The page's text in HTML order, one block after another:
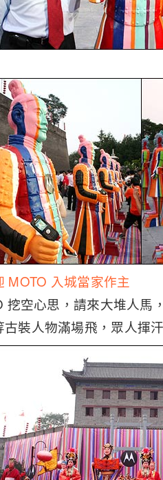
入城當家作主
挖空心思，請來大堆人馬
裝人物滿場飛，眾人揮